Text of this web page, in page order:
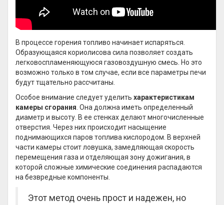
В процессе горения топливо начинает испаряться.
Образующаяся кориолисова сила позволяет создать
легковоспламеняющуюся газовоздушную смесь. Но это
возможно только в том случае, если все параметры печи
будут тщательно рассчитаны.
Особое внимание следует уделить характеристикам
камеры сгорания. Она должна иметь определенный
диаметр и высоту. В ее стенках делают многочисленные
отверстия. Через них происходит насыщение
поднимающихся паров топлива кислородом. В верхней
части камеры стоит ловушка, замедляющая скорость
перемещения газа и отделяющая зону дожигания, в
которой сложные химические соединения распадаются
на безвредные компоненты.
Этот метод очень прост и надежен, но